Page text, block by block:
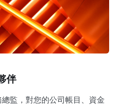
伴
監，對您的公司帳目、資金